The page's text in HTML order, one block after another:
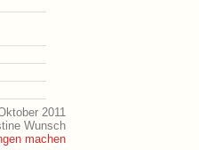
2011
Wunsch